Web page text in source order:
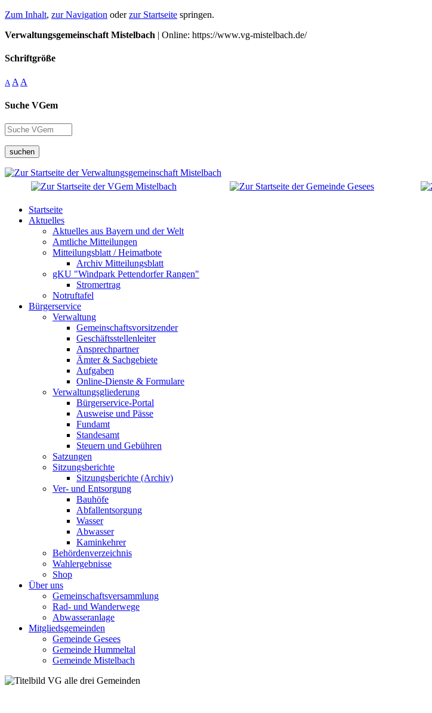
Zum Inhalt, zur Navigation oderzur Startseite springen.
Verwaltungsgemeinschaft Mistelbach | Online: https://www.vg-mistelbach.de/
Schriftgröße
A A A
Suche VGem
suchen
Startseite
Aktuelles
Aktuelles aus Bayern und der Welt
Amtliche Mitteilungen
Mitteilungsblatt / Heimatbote
Archiv Mitteilungsblatt
gKU "Windpark Pettendorfer Rangen"
Stromertrag
Notruftafel
Bürgerservice
Verwaltung
Gemeinschaftsvorsitzender
Geschäftsstellenleiter
Ansprechpartner
Ämter & Sachgebiete
Aufgaben
Online-Dienste & Formulare
Verwaltungsgliederung
Bürgerservice-Portal
Ausweise und Pässe
Fundamt
Standesamt
Steuern und Gebühren
Satzungen
Sitzungsberichte
Sitzungsberichte (Archiv)
Ver- und Entsorgung
Bauhöfe
Abfallentsorgung
Wasser
Abwasser
Kaminkehrer
Behördenverzeichnis
Wahlergebnisse
Shop
Über uns
Gemeinschaftsversammlung
Rad- und Wanderwege
Abwasseranlage
Mitgliedsgemeinden
Gemeinde Gesees
Gemeinde Hummeltal
Gemeinde Mistelbach